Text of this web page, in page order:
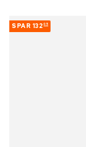
SPAR 132 05